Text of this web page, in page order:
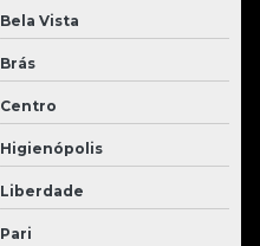
Bela Vista
Brás
Centro
Higienópolis
Liberdade
Pari